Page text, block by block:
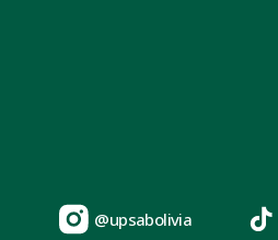
@upsabolivia